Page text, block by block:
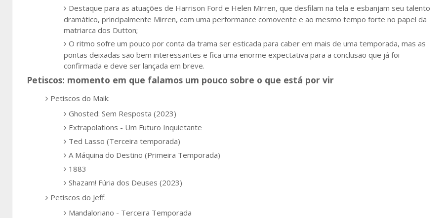
Destaque para as atuações de Harrison Ford e Helen Mirren, que desfilam na tela e esbanjam seu talento
dramático, principalmente Mirren, com uma performance comovente e ao mesmo tempo forte no papel da
matriarca dos Dutton;
O ritmo sofre um pouco por conta da trama ser esticada para caber em mais de uma temporada, mas as
pontas deixadas são bem interessantes e fica uma enorme expectativa para a conclusão que já foi
confirmada e deve ser lançada em breve.
Petiscos: momento em que falamos um pouco sobre o que está por vir
Petiscos do Maik:
Ghosted: Sem Resposta (2023)
Extrapolations - Um Futuro Inquietante
Ted Lasso (Terceira temporada)
A Máquina do Destino (Primeira Temporada)
1883
Shazam! Fúria dos Deuses (2023)
Petiscos do Jeff:
Mandaloriano - Terceira Temporada